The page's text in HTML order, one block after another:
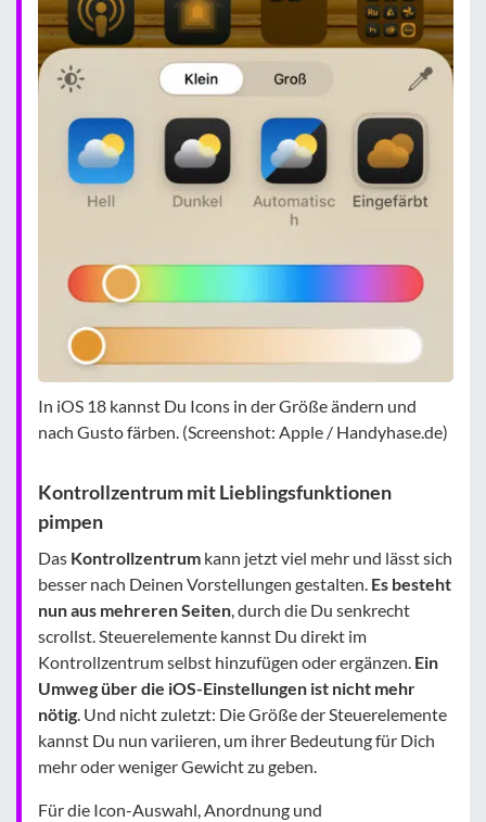
In iOS 18 kannst Du Icons in der Größe ändern und
nach Gusto färben. (Screenshot: Apple / Handyhase.de)
Kontrollzentrum mit Lieblingsfunktionen
pimpen
Das Kontrollzentrum kann jetzt viel mehr und lässt sich
besser nach Deinen Vorstellungen gestalten. Es besteht
nun aus mehreren Seiten, durch die Du senkrecht
scrollst. Steuerelemente kannst Du direkt im
Kontrollzentrum selbst hinzufügen oder ergänzen. Ein
Umweg über die iOS-Einstellungen ist nicht mehr
nötig. Und nicht zuletzt: Die Größe der Steuerelemente
kannst Du nun variieren, um ihrer Bedeutung für Dich
mehr oder weniger Gewicht zu geben.
Für die Icon-Auswahl, Anordnung und